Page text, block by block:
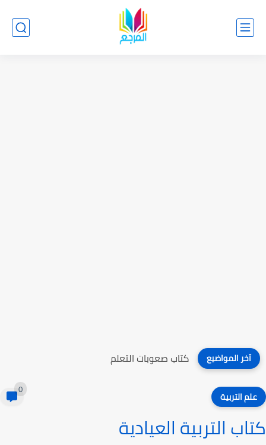
آخر المواضيع كتاب صعوبات التعلم
علم التربية 0
كتاب التربية العيادية